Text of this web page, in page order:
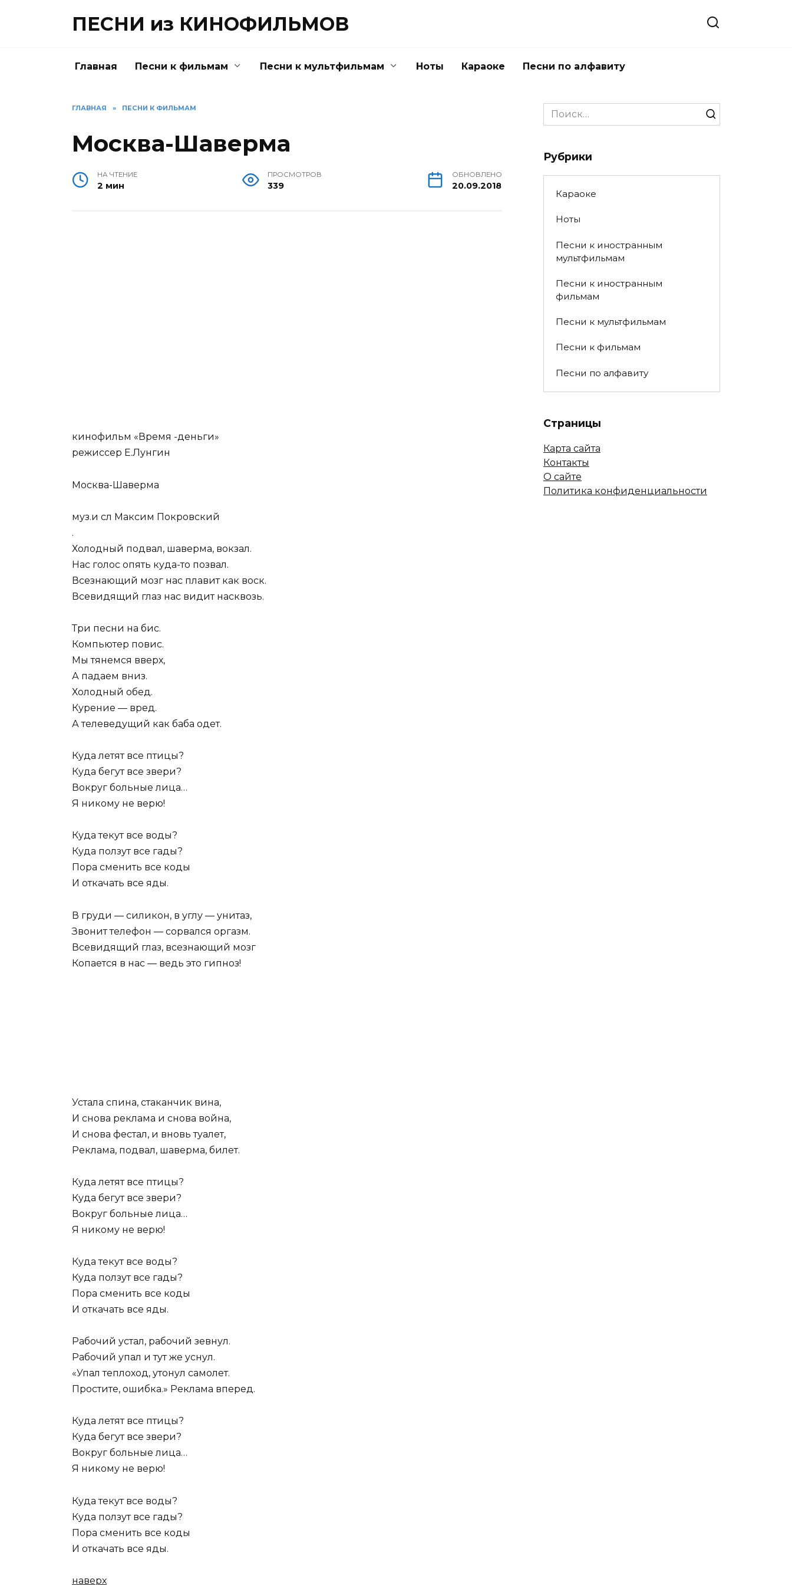
ПЕСНИ из КИНОФИЛЬМОВ
Главная Песни к фильмам Песни к мультфильмам Ноты Караоке Песни по алфавиту
ГЛАВНАЯ » ПЕСНИ К ФИЛЬМАМ
Москва-Шаверма
НА ЧТЕНИЕ
2 мин
ПРОСМОТРОВ
339
ОБНОВЛЕНО
20.09.2018
кинофильм «Время -деньги»
режиссер Е.Лунгин
Москва-Шаверма
муз.и сл Максим Покровский
.
Холодный подвал, шаверма, вокзал.
Нас голос опять куда-то позвал.
Всезнающий мозг нас плавит как воск.
Всевидящий глаз нас видит насквозь.
Три песни на бис.
Компьютер повис.
Мы тянемся вверх,
А падаем вниз.
Холодный обед.
Курение — вред.
А телеведущий как баба одет.
Куда летят все птицы?
Куда бегут все звери?
Вокруг больные лица…
Я никому не верю!
Куда текут все воды?
Куда ползут все гады?
Пора сменить все коды
И откачать все яды.
В груди — силикон, в углу — унитаз,
Звонит телефон — сорвался оргазм.
Всевидящий глаз, всезнающий мозг
Копается в нас — ведь это гипноз!
Устала спина, стаканчик вина,
И снова реклама и снова война,
И снова фестал, и вновь туалет,
Реклама, подвал, шаверма, билет.
Куда летят все птицы?
Куда бегут все звери?
Вокруг больные лица…
Я никому не верю!
Куда текут все воды?
Куда ползут все гады?
Пора сменить все коды
И откачать все яды.
Рабочий устал, рабочий зевнул.
Рабочий упал и тут же уснул.
«Упал теплоход, утонул самолет.
Простите, ошибка.» Реклама вперед.
Куда летят все птицы?
Куда бегут все звери?
Вокруг больные лица…
Я никому не верю!
Куда текут все воды?
Куда ползут все гады?
Пора сменить все коды
И откачать все яды.
наверх
Search
for:
Рубрики
Караоке
Ноты
Песни к иностранным
мультфильмам
Песни к иностранным
фильмам
Песни к мультфильмам
Песни к фильмам
Песни по алфавиту
Страницы
Карта сайта
Контакты
О сайте
Политика конфиденциальности